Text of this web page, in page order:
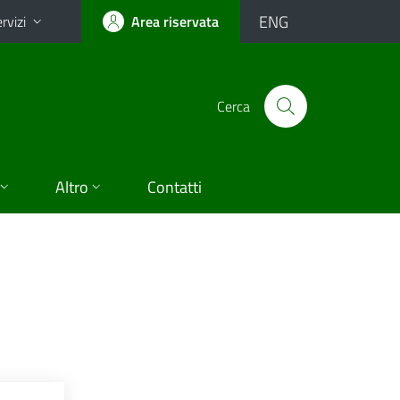
Area riservata ENG
Cerca
Altro Contatti